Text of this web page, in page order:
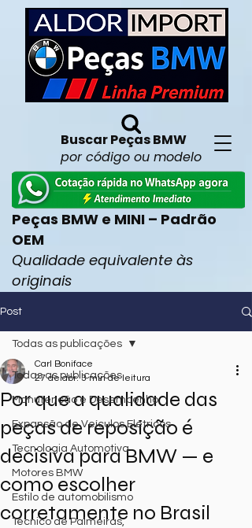
Buscar Peças BMW
por código ou modelo
Peças BMW e MINI – Padrão
OEM
Qualidade equivalente às
originais
Post
Todas as publicações
Manutenção e Desempenho
Expansão de Veículos Elétricos
Tecnologia Automotiva
Motores BMW
Estilo de automobilismo
Técnico de Palmeiras,
Todas as publicações
Por que a qualidade das
peças de reposição é
decisiva para BMW — e
como escolher
corretamente no Brasil
Carl Boniface
27 de abr. 3 min de leitura